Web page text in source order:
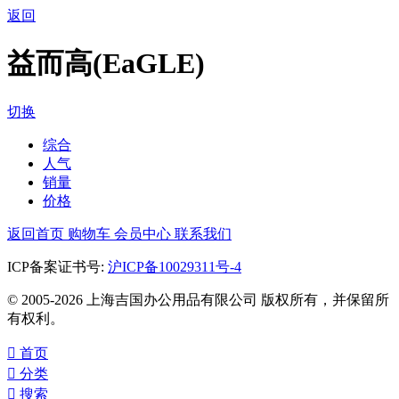
返回
益而高(EaGLE)
切换
综合
人气
销量
价格
返回首页 购物车 会员中心 联系我们
ICP备案证书号: 沪ICP备10029311号-4
© 2005-2026 上海吉国办公用品有限公司 版权所有，并保留所
有权利。
 首页
 分类
 搜索